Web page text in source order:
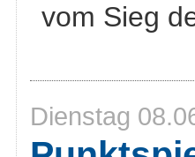
vom Sieg
Dienstag